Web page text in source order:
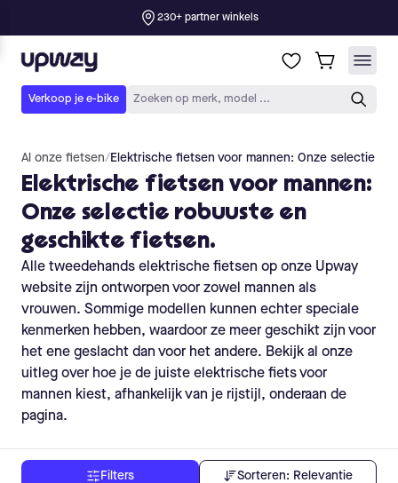
Al onze fietsen/Elektrische fietsen voor mannen: Onze selectie
Elektrische fietsen voor mannen:
Onze selectie robuuste en
geschikte fietsen.
Alle tweedehands elektrische fietsen op onze Upway
website zijn ontworpen voor zowel mannen als
vrouwen. Sommige modellen kunnen echter speciale
kenmerken hebben, waardoor ze meer geschikt zijn voor
het ene geslacht dan voor het andere. Bekijk al onze
uitleg over hoe je de juiste elektrische fiets voor
mannen kiest, afhankelijk van je rijstijl, onderaan de
pagina.
Filters Sorteren: Relevantie